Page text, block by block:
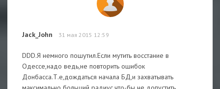
Jack_John 31 мая 2015 12:59
DDD.Я немного пошутил.Если мутить восстание в
Одессе,надо ведь,не повторить ошибок
Донбасса.Т.е,дождаться начала БД,и захватывать